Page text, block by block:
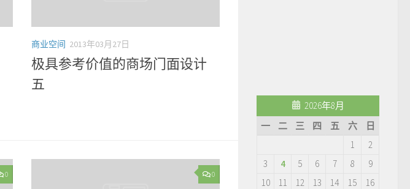
商业空间 2013年03月27日
极具参考价值的商场门面设计
五
0 0
2026年8月
一
二 三 四 五 六 日
1
2
3
4 5 6 7 8
9
10
11 12 13 14 15
16